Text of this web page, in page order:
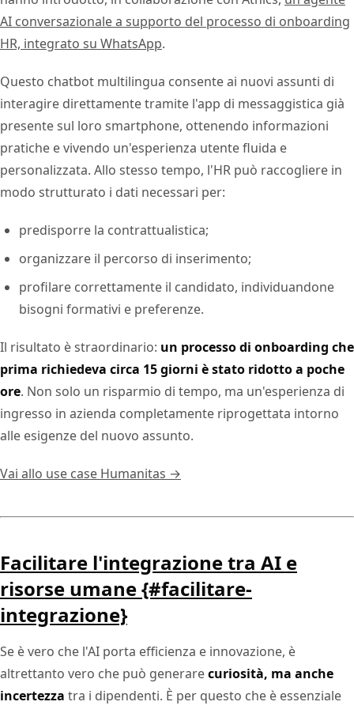
AI conversazionale a supporto del processo di onboarding
HR, integrato su WhatsApp.
Questo chatbot multilingua consente ai nuovi assunti di
interagire direttamente tramite l'app di messaggistica già
presente sul loro smartphone, ottenendo informazioni
pratiche e vivendo un'esperienza utente fluida e
personalizzata. Allo stesso tempo, l'HR può raccogliere in
modo strutturato i dati necessari per:
predisporre la contrattualistica;
organizzare il percorso di inserimento;
profilare correttamente il candidato, individuandone
bisogni formativi e preferenze.
Il risultato è straordinario: un processo di onboarding che
prima richiedeva circa 15 giorni è stato ridotto a poche
ore. Non solo un risparmio di tempo, ma un'esperienza di
ingresso in azienda completamente riprogettata intorno
alle esigenze del nuovo assunto.
Vai allo use case Humanitas →
Facilitare l'integrazione tra AI e
risorse umane {#facilitare-
integrazione}
Se è vero che l'AI porta efficienza e innovazione, è
altrettanto vero che può generarecuriosità, ma anche
incertezza tra i dipendenti. È per questo che è essenziale